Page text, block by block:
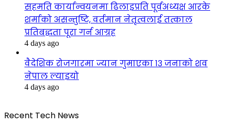
सहमति कार्यान्वयनमा ढिलाइप्रति पूर्वअध्यक्ष आरके
शर्माको असन्तुष्टि, वर्तमान नेतृत्वलाई तत्काल
प्रतिबद्धता पूरा गर्न आग्रह
4 days ago
वैदेशिक रोजगारमा ज्यान गुमाएका १३ जनाको शव
नेपाल ल्याइयो
4 days ago
Recent Tech News